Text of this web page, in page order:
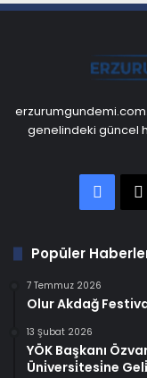
genelindeki güncel
X
Popüler
7 Temmuz 2026
Olur Akdağ
13 Şubat 2026
YÖK Başkanı
Üni̇versi̇tesi̇ne